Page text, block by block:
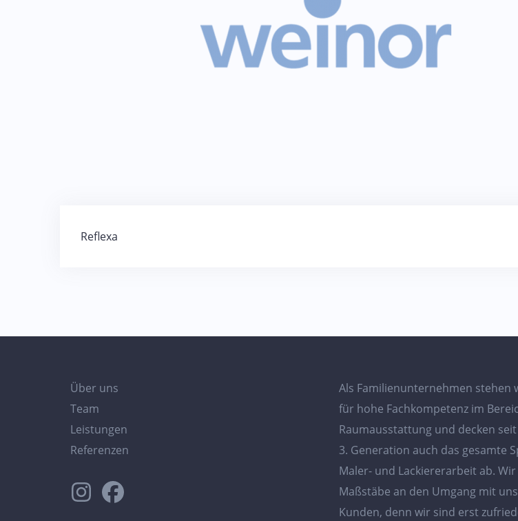
Beitragsnavigation
Reflexa
Über uns
Team
Leistungen
Referenzen
Als Familienunternehmen stehen
für hohe Fachkompetenz im
Raumausstattung und decken
3. Generation auch das gesamte
Maler- und Lackiererarbeit ab.
Maßstäbe an den Umgang mit
Kunden, denn wir sind erst